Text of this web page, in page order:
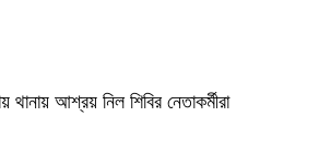
থানায় আশ্রয় নিল শিবির নেতাকর্মীরা